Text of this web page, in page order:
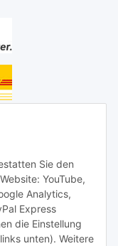
Sie den
YouTube,
Analytics,
Express
die Einstellung
unten). Weitere